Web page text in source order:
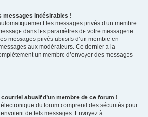
messages indésirables !
les messages privés d’un membre
dans les paramètres de votre messagerie
messages privés abusifs d’un membre en
aux modérateurs. Ce dernier a la
un membre d’envoyer des messages
abusif d’un membre de ce forum !
du forum comprend des sécurités pour
de tels messages. Envoyez à